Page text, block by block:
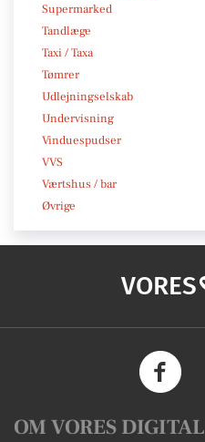
Supermarked
Tandlæge
Taxi / Taxa
Tømrer
Udlejningselskab
Undervisning
Vinduespudser
VVS
Værtshus / bar
Øvrige
VORES
OM VORES DIGITAL